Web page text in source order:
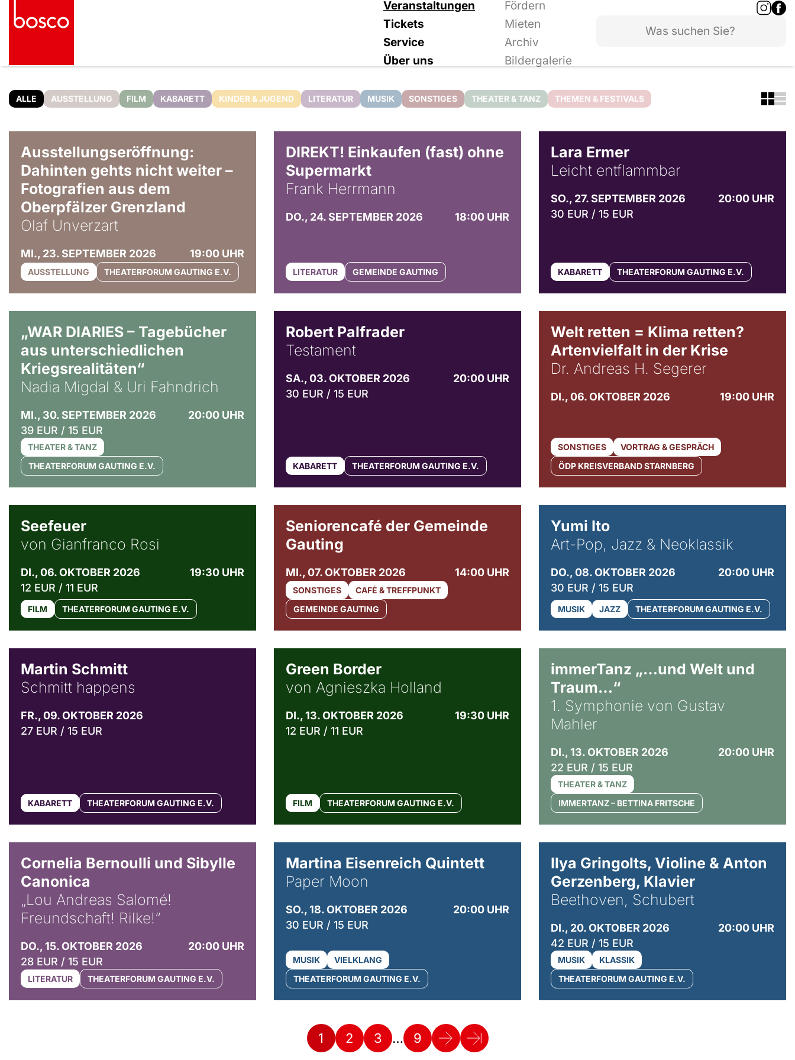
Veranstaltungen
Fördern
Tickets
Mieten
Service
Archiv
Über uns
Bildergalerie
ALLE AUSSTELLUNG FILM KABARETT KINDER & JUGEND LITERATUR MUSIK SONSTIGES THEATER & TANZ THEMEN & FESTIVALS
Ausstellungseröffnung:
Dahinten gehts nicht weiter –
Fotografien aus dem
Oberpfälzer Grenzland
Olaf Unverzart
MI., 23. SEPTEMBER 2026 19:00 UHR
AUSSTELLUNG THEATERFORUM GAUTING E.V.
DIREKT! Einkaufen (fast) ohne
Supermarkt
Frank Herrmann
DO., 24. SEPTEMBER 2026 18:00 UHR
LITERATUR GEMEINDE GAUTING
Lara Ermer
Leicht entflammbar
SO., 27. SEPTEMBER 2026
20:00 UHR
30 EUR / 15 EUR
KABARETT THEATERFORUM GAUTING E.V.
„WAR DIARIES – Tagebücher
aus unterschiedlichen
Kriegsrealitäten“
Nadia Migdal & Uri Fahndrich
MI., 30. SEPTEMBER 2026
20:00 UHR
39 EUR / 15 EUR
THEATER & TANZ
THEATERFORUM GAUTING E.V.
Robert Palfrader
Testament
SA., 03. OKTOBER 2026
20:00 UHR
30 EUR / 15 EUR
KABARETT THEATERFORUM GAUTING E.V.
Welt retten = Klima retten?
Artenvielfalt in der Krise
Dr. Andreas H. Segerer
DI., 06. OKTOBER 2026 19:00 UHR
SONSTIGES
VORTRAG & GESPRÄCH
ÖDP KREISVERBAND STARNBERG
Seefeuer
von Gianfranco Rosi
DI., 06. OKTOBER 2026
19:30 UHR
12 EUR / 11 EUR
FILM THEATERFORUM GAUTING E.V.
Seniorencafé der Gemeinde
Gauting
MI., 07. OKTOBER 2026 14:00 UHR
SONSTIGES
CAFÉ & TREFFPUNKT
GEMEINDE GAUTING
Yumi Ito
Art-Pop, Jazz & Neoklassik
DO., 08. OKTOBER 2026
20:00 UHR
30 EUR / 15 EUR
MUSIK JAZZ THEATERFORUM GAUTING E.V.
Martin Schmitt
Schmitt happens
FR., 09. OKTOBER 2026
27 EUR / 15 EUR
KABARETT THEATERFORUM GAUTING E.V.
Green Border
von Agnieszka Holland
DI., 13. OKTOBER 2026
19:30 UHR
12 EUR / 11 EUR
FILM THEATERFORUM GAUTING E.V.
immerTanz „…und Welt und
Traum…“
1. Symphonie von Gustav
Mahler
DI., 13. OKTOBER 2026
20:00 UHR
22 EUR / 15 EUR
THEATER & TANZ
IMMERTANZ – BETTINA FRITSCHE
Cornelia Bernoulli und Sibylle
Canonica
„Lou Andreas Salomé!
Freundschaft! Rilke!“
DO., 15. OKTOBER 2026
20:00 UHR
28 EUR / 15 EUR
LITERATUR THEATERFORUM GAUTING E.V.
Martina Eisenreich Quintett
Paper Moon
SO., 18. OKTOBER 2026
20:00 UHR
30 EUR / 15 EUR
MUSIK
VIELKLANG
THEATERFORUM GAUTING E.V.
Ilya Gringolts, Violine & Anton
Gerzenberg, Klavier
Beethoven, Schubert
DI., 20. OKTOBER 2026
20:00 UHR
42 EUR / 15 EUR
MUSIK
KLASSIK
THEATERFORUM GAUTING E.V.
1 2 3 … 9